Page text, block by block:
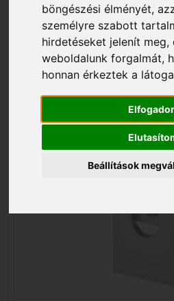
böngészési élményét,
személyre szabott
hirdetéseket jelenít meg,
weboldalunk forgalmát,
honnan érkeztek a
Beállítások